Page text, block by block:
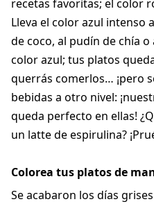
recetas favoritas; el color
Lleva el color azul intenso
de coco, al pudín de chía
color azul; tus platos
querrás comerlos… ¡pero
bebidas a otro nivel:
queda perfecto en ellas!
un latte de espirulina?
Colorea tus platos de
Se acabaron los días